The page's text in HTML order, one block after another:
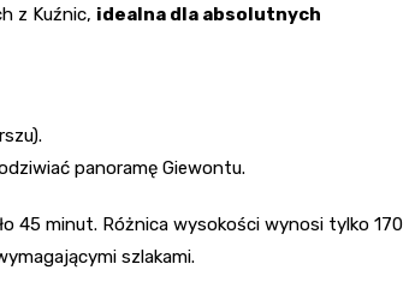
z Kuźnic, idealna dla absolutnych
panoramę Giewontu.
45 minut. Różnica wysokości wynosi tylko 170
szlakami.